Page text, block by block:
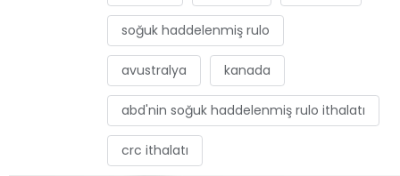
soğuk haddelenmiş rulo
avustralya kanada
abd'nin soğuk haddelenmiş rulo ithalatı
crc ithalatı